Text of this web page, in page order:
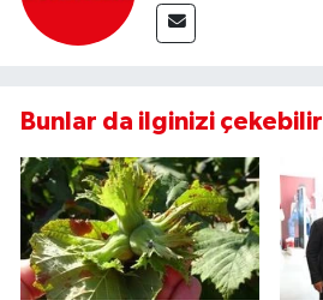
Bunlar da ilginizi çekebilir